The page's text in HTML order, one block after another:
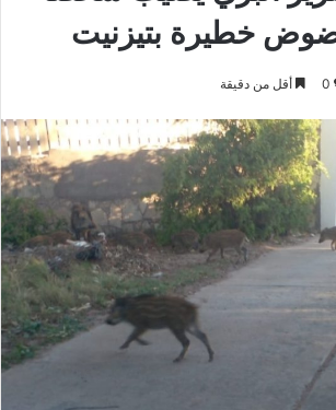
خطيرة بتيزنيت
0 أقل من دقيقة